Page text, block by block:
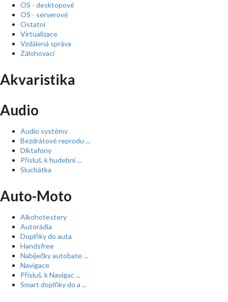
OS - desktopové
OS - serverové
Ostatní
Virtualizace
Vzdálená správa
Zálohovací
Akvaristika
Audio
Audio systémy
Bezdrátové reprodu ...
Diktafony
Přísluš. k hudební ...
Sluchátka
Auto-Moto
Alkohotestery
Autorádia
Doplňky do auta
Handsfree
Nabíječky autobate ...
Navigace
Přísluš. k Navigac ...
Smart doplňky do a ...